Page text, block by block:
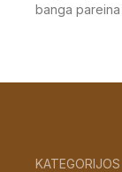
banga
KATEGORIJOS